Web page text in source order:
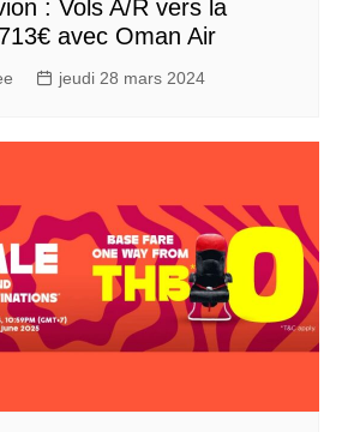
: Vols A/R vers la
avec Oman Air
jeudi 28 mars 2024